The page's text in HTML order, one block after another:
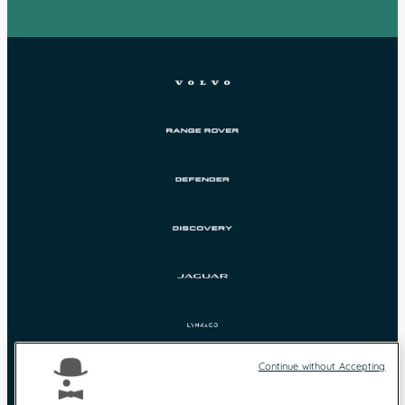
Continue without Accepting